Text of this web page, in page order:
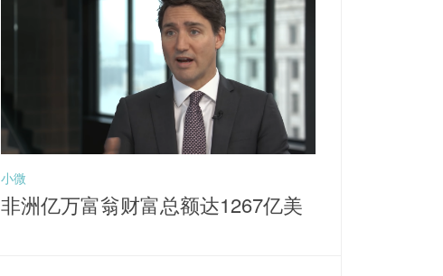
小微
非洲亿万富翁财富总额达1267亿美